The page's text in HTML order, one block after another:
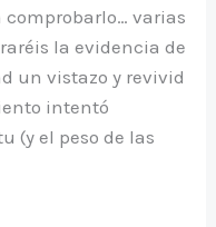
comprobarlo… varias
la evidencia de
un vistazo y revivid
intentó
(y el peso de las